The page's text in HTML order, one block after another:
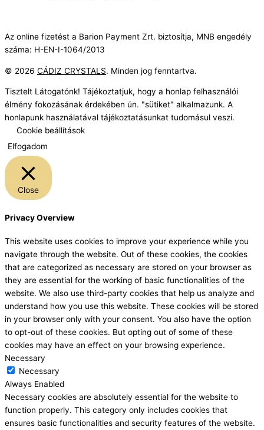
Az online fizetést a Barion Payment Zrt. biztosítja, MNB engedély
száma: H-EN-I-1064/2013
© 2026 CÁDIZ CRYSTALS. Minden jog fenntartva.
Tisztelt Látogatónk! Tájékoztatjuk, hogy a honlap felhasználói
élmény fokozásának érdekében ún. "sütiket" alkalmazunk. A
honlapunk használatával tájékoztatásunkat tudomásul veszi.
Cookie beállítások
Elfogadom
Close
Privacy Overview
This website uses cookies to improve your experience while you
navigate through the website. Out of these cookies, the cookies
that are categorized as necessary are stored on your browser as
they are essential for the working of basic functionalities of the
website. We also use third-party cookies that help us analyze and
understand how you use this website. These cookies will be stored
in your browser only with your consent. You also have the option
to opt-out of these cookies. But opting out of some of these
cookies may have an effect on your browsing experience.
Necessary
Necessary
Always Enabled
Necessary cookies are absolutely essential for the website to
function properly. This category only includes cookies that
ensures basic functionalities and security features of the website.